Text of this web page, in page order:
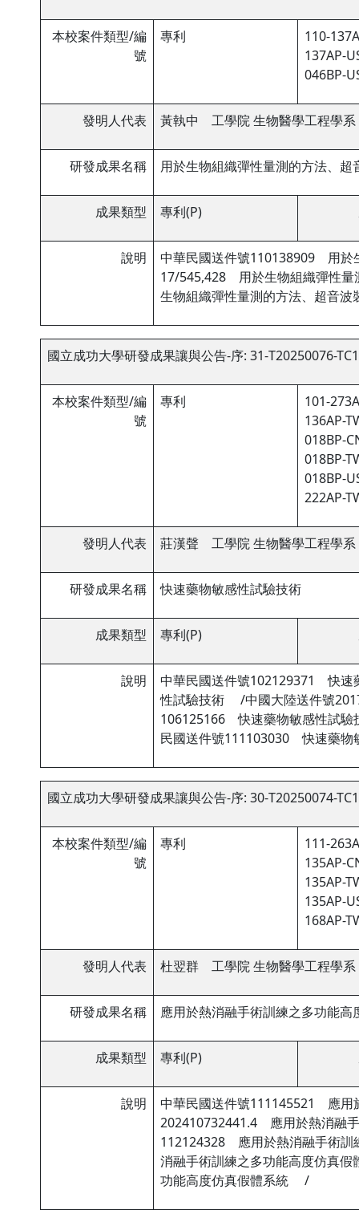
本校案件類型/編
號
專利
110-
137AP-
046BP-
發明人代表 黃執中 工學院 生物醫學工程學系
研發成果名稱 用於生物組織彈性量測的方法、超
成果類型 專利(P)
說明
中華民國送件號110138909 用於
17/545,428 用於生物組織彈性
生物組織彈性量測的方法、超音
國立成功大學研發成果讓與公告-序: 31-T20250076-TC1
本校案件類型/編
號
專利
101-
136AP-
018BP-
018BP-
018BP-
222AP-
發明人代表 莊漢聲 工學院 生物醫學工程學系
研發成果名稱 快速藥物敏感性試驗技術
成果類型 專利(P)
說明
中華民國送件號102129371 快
性試驗技術 /中國大陸送件號
106125166 快速藥物敏感性試
民國送件號111103030 快速藥
國立成功大學研發成果讓與公告-序: 30-T20250074-TC1
本校案件類型/編
號
專利
111-
135AP-
135AP-
135AP-
168AP-
發明人代表 杜翌群 工學院 生物醫學工程學系
研發成果名稱 應用於熱消融手術訓練之多功能高
成果類型 專利(P)
說明
中華民國送件號111145521 應用
202410732441.4 應用於熱消融
112124328 應用於熱消融手術
消融手術訓練之多功能高度仿真
功能高度仿真假體系統 /